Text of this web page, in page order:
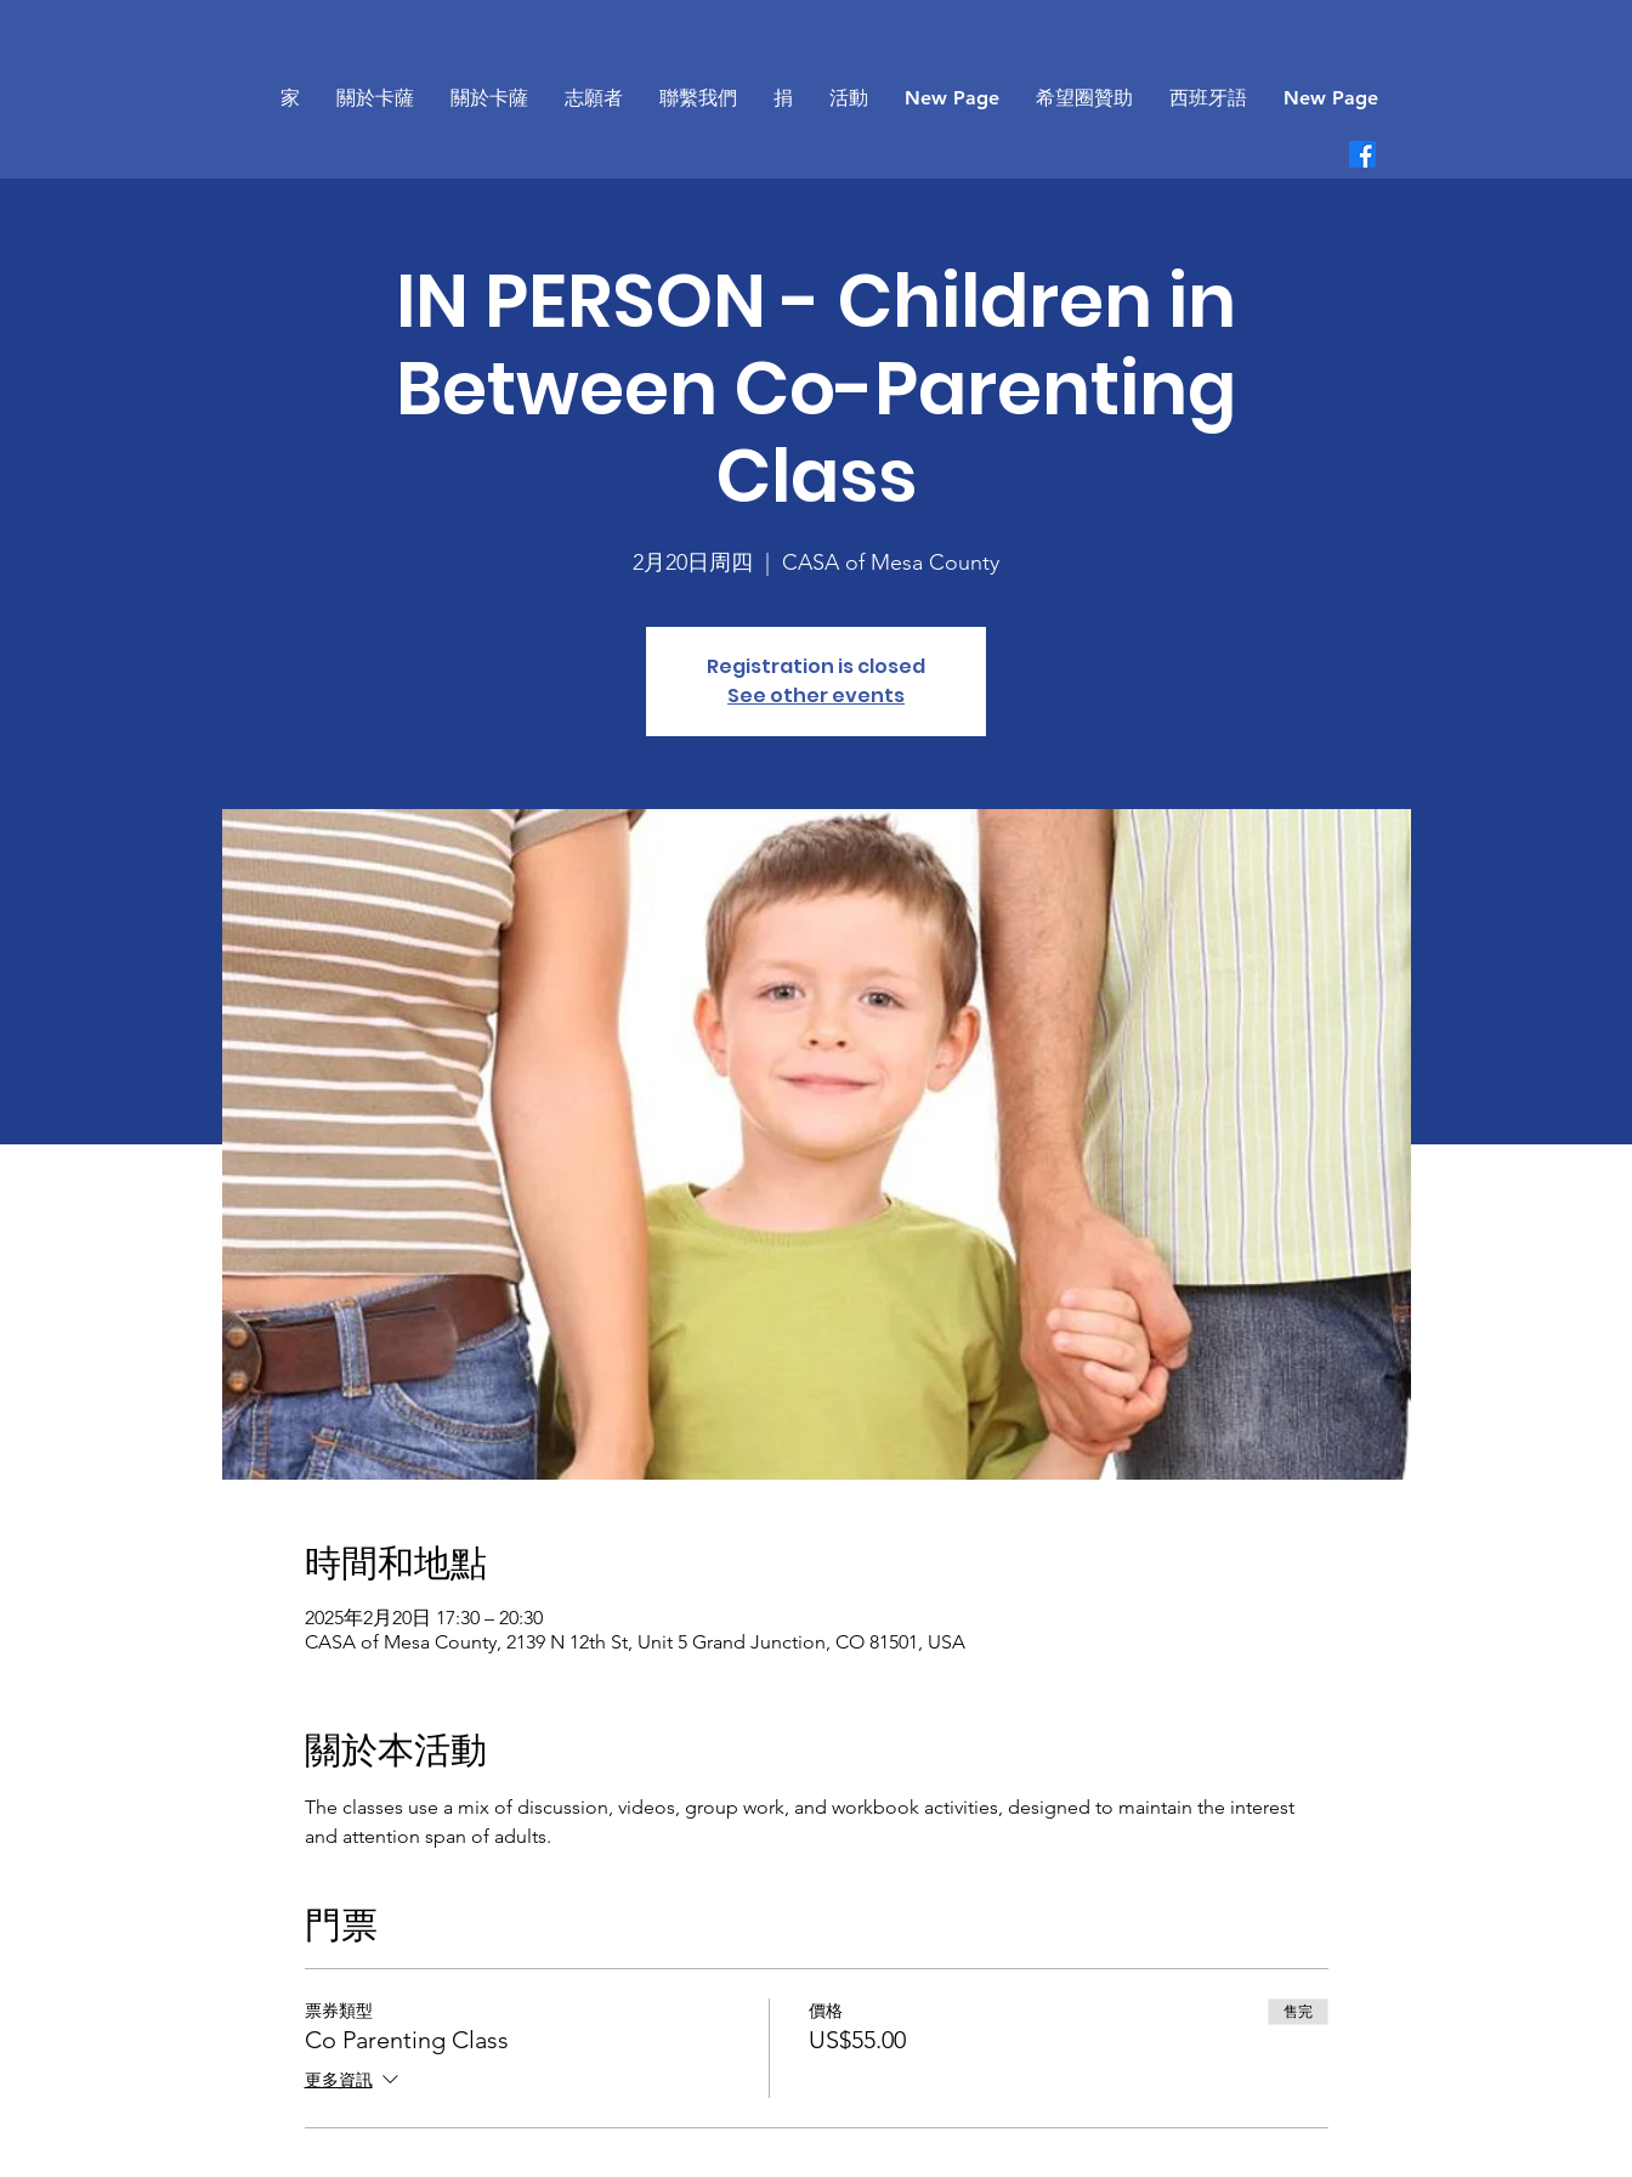
家 關於卡薩 關於卡薩 志願者 聯繫我們 捐 活動 New Page 希望圈贊助 西班牙語 New Page
IN PERSON - Children in
Between Co-Parenting
Class
2月20日周四 CASA of Mesa County
Registration is closed
See other events
時間和地點
2025年2月20日 17:30 – 20:30
CASA of Mesa County, 2139 N 12th St, Unit 5 Grand Junction, CO 81501, USA
關於本活動
The classes use a mix of discussion, videos, group work, and workbook activities, designed to maintain the interest
and attention span of adults.
門票
票券類型
Co Parenting Class
更多資訊
價格
US$55.00
售完